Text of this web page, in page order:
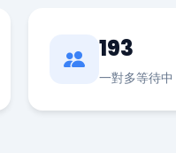
193
一對多等待中